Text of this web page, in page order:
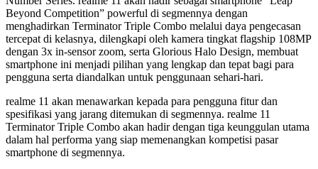
Beyond Competition” powerful di segmennya dengan
menghadirkan Terminator Triple Combo melalui daya pengecasan
tercepat di kelasnya, dilengkapi oleh kamera tingkat flagship 108MP
dengan 3x in-sensor zoom, serta Glorious Halo Design, membuat
smartphone ini menjadi pilihan yang lengkap dan tepat bagi para
pengguna serta diandalkan untuk penggunaan sehari-hari.
realme 11 akan menawarkan kepada para pengguna fitur dan
spesifikasi yang jarang ditemukan di segmennya. realme 11
Terminator Triple Combo akan hadir dengan tiga keunggulan utama
dalam hal performa yang siap memenangkan kompetisi pasar
smartphone di segmennya.